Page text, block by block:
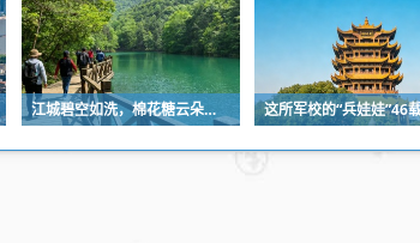
江城碧空如洗，棉花糖云朵刷屏蓝天